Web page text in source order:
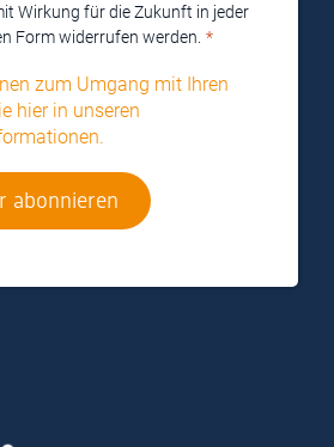
Wirkung für die Zukunft in jeder
Form widerrufen werden.
zum Umgang mit Ihren
hier in unseren
abonnieren